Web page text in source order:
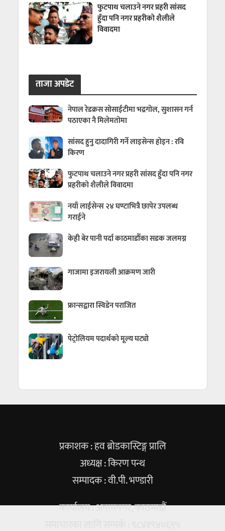
फुटपाथ चलाउने नगर प्रहरी सांसद
हुँदा पनि नगर प्रहरीको शैलीले
विवादमा
ताजा अपडेट
नेपाल रेडक्रस सोसाईटीमा भद्रगोल, सुशासन गर्न
पठाएका नै मिलेमतोमा
सांसद हुनु दादागिरी गर्ने लाइसेन्स होइन : रवि
किरण
फुटपाथ चलाउने नगर प्रहरी सांसद हुँदा पनि नगर
प्रहरीको शैलीले विवादमा
नयाँ लाईसेन्स २४ घण्टाभित्रै छापेर उपलब्ध
गराईने
केही बेर पानी पर्दा काठमाडौँका सडक जलमग्न
गाजामा इजरायली आक्रमण जारी
फ्रान्सद्वारा स्विडेन पराजित
पेट्रोलियम पदार्थको मूल्य घट्यो
प्रकाशक : हव ब्रोडकास्टिङ्ग प्रालि
अध्यक्ष : किरण पन्थ
सम्पादक : वी.पी. भण्डारी
कार्यालय : अनामनगर, काठमाडौं